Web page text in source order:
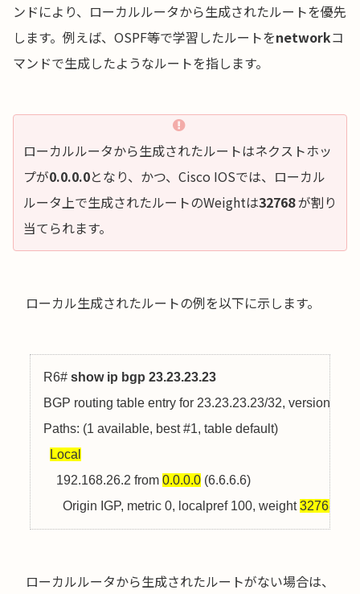
ンドにより、ローカルルータから生成されたルートを優先
します。例えば、OSPF等で学習したルートをnetworkコ
マンドで生成したようなルートを指します。
ローカルルータから生成されたルートはネクストホッ
プが0.0.0.0となり、かつ、Cisco IOSでは、ローカル
ルータ上で生成されたルートのWeightは32768が割り
当てられます。
ローカル生成されたルートの例を以下に示します。
R6# show ip bgp 23.23.23.23
BGP routing table entry for 23.23.23.23/32, version 2
Paths: (1 available, best #1, table default)
Local
    192.168.26.2 from
0.0.0.0 (6.6.6.6)
      Origin IGP, metric 0, localpref 100, weight
32768
ローカルルータから生成されたルートがない場合は、